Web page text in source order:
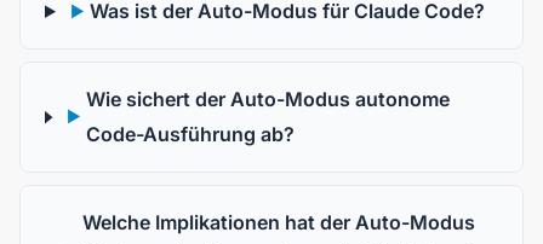
▶ Was ist der Auto-Modus für Claude Code?
▶
Wie sichert der Auto-Modus autonome
Code-Ausführung ab?
Welche Implikationen hat der Auto-Modus